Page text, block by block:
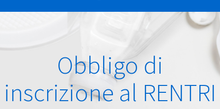
Obbligo di
inscrizione al RENTRI